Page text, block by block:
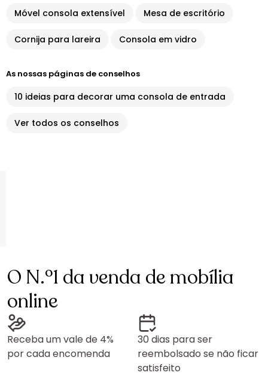
Móvel consola extensível Mesa de escritório
Cornija para lareira Consola em vidro
As nossas páginas de conselhos
10 ideias para decorar uma consola de entrada
Ver todos os conselhos
O N.º1 da venda de mobília
online
Receba um vale de 4%
por cada encomenda
30 dias para ser
reembolsado se não ficar
satisfeito